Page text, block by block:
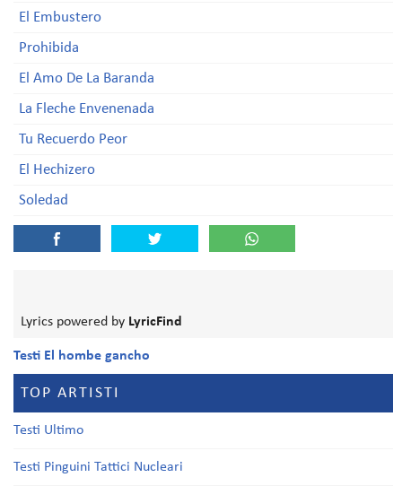
El Embustero
Prohibida
El Amo De La Baranda
La Fleche Envenenada
Tu Recuerdo Peor
El Hechizero
Soledad
Lyrics powered by LyricFind
Testi El hombe gancho
TOP ARTISTI
Testi Ultimo
Testi Pinguini Tattici Nucleari